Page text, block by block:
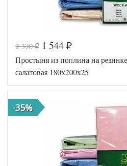
Код товара
516-754
Артикул
AL460704
8010723
Размер
простыни
160х200
Производитель
2 370₽ 1 544 ₽
Простыня из поплина на
салатовая 180х200х25
-35%